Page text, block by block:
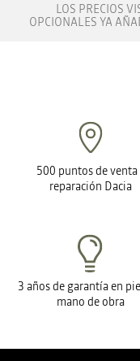
LOS PRECIOS
OPCIONALES YA
500 puntos de venta
reparación Dacia
3 años de garantía en
mano de obra